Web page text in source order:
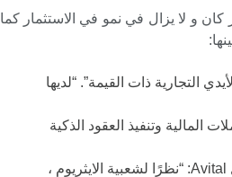
و لا يزال في نمو في الاستثمار كما
التجارية ذات القيمة”. “لديها
وتنفيذ العقود الذكية
ابتكار مستمر: يبحث مطورو الايثيريوم في مجتمع كبير باستمرار عن طرق جديدة لتحسين الشبكة وتطوير تطبيقات جديدة. يقول Avital: “نظرًا لشعبية الايثريوم ،